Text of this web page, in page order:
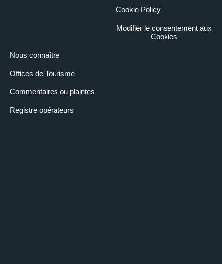
Nous connaître
Offices de Tourisme
Commentaires ou plaintes
Registre opérateurs
Cookie Policy
Modifier le consentement aux
Cookies